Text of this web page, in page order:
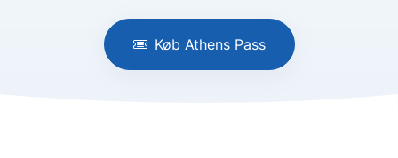
Køb Athens Pass